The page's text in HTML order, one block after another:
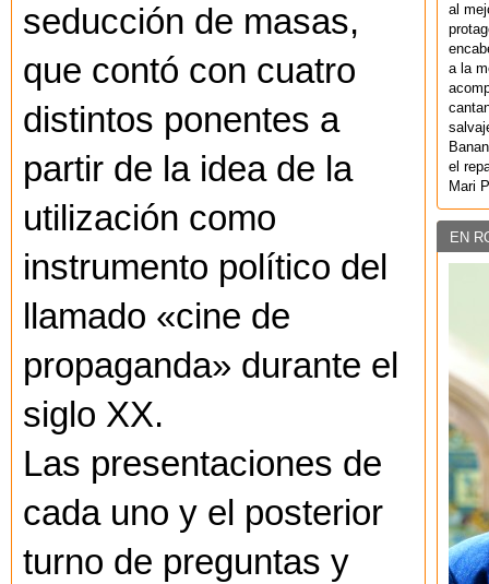
seducción de masas,
que contó con cuatro
distintos ponentes a
partir de la idea de la
utilización como
instrumento político del
llamado «cine de
propaganda» durante el
siglo XX.
Las presentaciones de
cada uno y el posterior
turno de preguntas y
al
a la
el
Mari
EN